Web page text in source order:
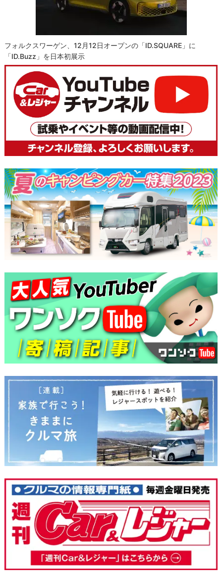
フォルクスワーゲン、12月12日オープンの「ID.SQUARE」に
「ID.Buzz」を日本初展示